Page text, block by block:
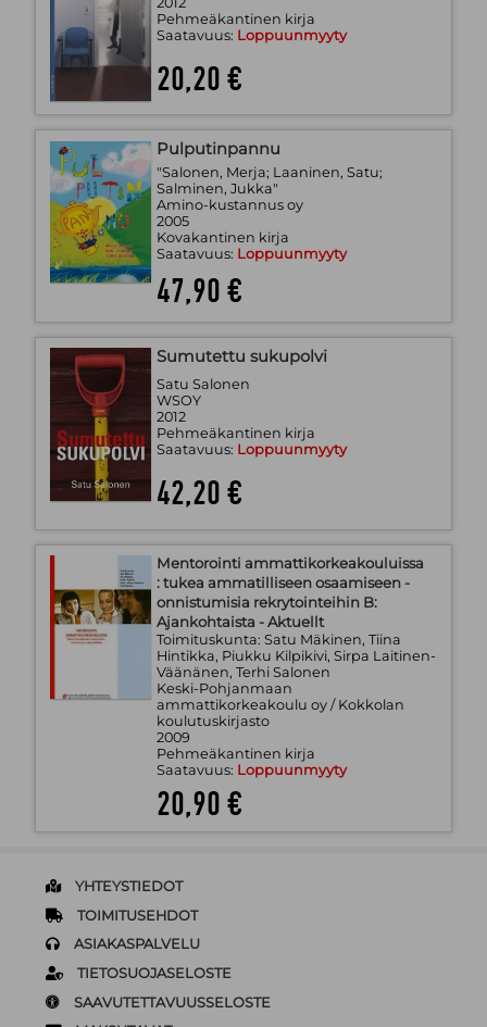
Pehmeäkantinen kirja
Saatavuus: Loppuunmyyty
20,20 €
Pulputinpannu
"Salonen, Merja; Laaninen, Satu;
Salminen, Jukka"
Amino-kustannus oy
2005
Kovakantinen kirja
Saatavuus: Loppuunmyyty
47,90 €
Sumutettu sukupolvi
Satu Salonen
WSOY
2012
Pehmeäkantinen kirja
Saatavuus: Loppuunmyyty
42,20 €
Mentorointi ammattikorkeakouluissa
: tukea ammatilliseen osaamiseen -
onnistumisia rekrytointeihin B:
Ajankohtaista - Aktuellt
Toimituskunta: Satu Mäkinen, Tiina
Hintikka, Piukku Kilpikivi, Sirpa Laitinen-
Väänänen, Terhi Salonen
Keski-Pohjanmaan
ammattikorkeakoulu oy / Kokkolan
koulutuskirjasto
2009
Pehmeäkantinen kirja
Saatavuus: Loppuunmyyty
20,90 €
YHTEYSTIEDOT
TOIMITUSEHDOT
ASIAKASPALVELU
TIETOSUOJASELOSTE
SAAVUTETTAVUUSSELOSTE